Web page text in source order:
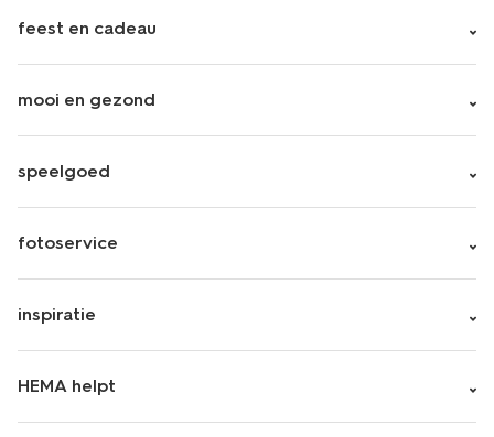
feest en cadeau
mooi en gezond
speelgoed
fotoservice
inspiratie
HEMA helpt